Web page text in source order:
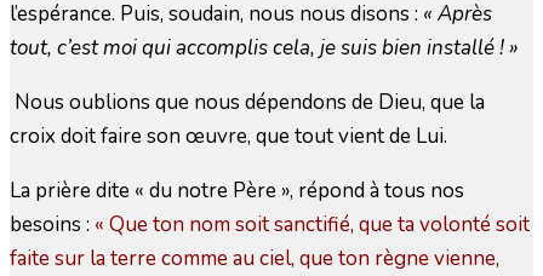
l’espérance. Puis, soudain, nous nous disons : « Après
tout, c’est moi qui accomplis cela, je suis bien installé ! »
Nous oublions que nous dépendons de Dieu, que la
croix doit faire son œuvre, que tout vient de Lui.
La prière dite « du notre Père », répond à tous nos
besoins : « Que ton nom soit sanctifié, que ta volonté soit
faite sur la terre comme au ciel, que ton règne vienne,